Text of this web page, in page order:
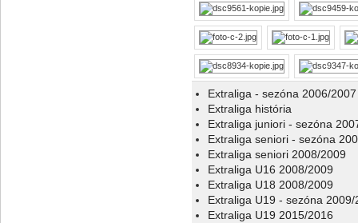
Extraliga - sezóna 2006/2007
Extraliga história
Extraliga juniori - sezóna
Extraliga seniori - sezóna
Extraliga seniori 2008/2009
Extraliga U16 2008/2009
Extraliga U18 2008/2009
Extraliga U19 - sezóna 2009/
Extraliga U19 2015/2016